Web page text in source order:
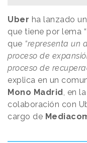
Uber ha lanzado
que tiene por lema
que “representa un
proceso de
proceso de
explica en un
Mono Madrid, en
colaboración con
cargo de